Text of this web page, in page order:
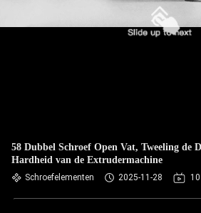
58 Dubbel Schroef Open Vat, Tweeling de
Hardheid van de Extrudermachine
Schroefelementen 2025-11-28